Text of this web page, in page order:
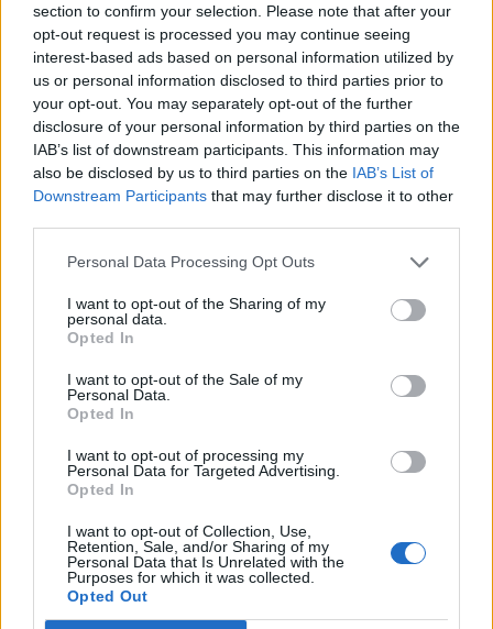
section to confirm your selection. Please note that after your
opt-out request is processed you may continue seeing
interest-based ads based on personal information utilized by
us or personal information disclosed to third parties prior to
your opt-out. You may separately opt-out of the further
disclosure of your personal information by third parties on the
IAB’s list of downstream participants. This information may
also be disclosed by us to third parties on the IAB’s List of
Downstream Participants that may further disclose it to other
Personal Data Processing Opt Outs
I want to opt-out of the Sharing of my
personal data.
Opted In
I want to opt-out of the Sale of my
Personal Data.
Opted In
I want to opt-out of processing my
Personal Data for Targeted Advertising.
Opted In
I want to opt-out of Collection, Use,
Retention, Sale, and/or Sharing of my
Personal Data that Is Unrelated with the
Purposes for which it was collected.
Opted Out
Giulia Bragante
Simone Favaro
Carlo Festuccia
Silvia Gaudino
Leonardo Ghiraldini
Silvia Pizzati
4) Candidati Consiglieri Federali Quota
Tecnici
Luca Martin
Paolo Ricchebono
5) Candidati Presidenti Collegio Revisori dei
Conti
Luigi Capitani